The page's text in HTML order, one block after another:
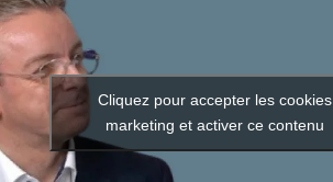
Cliquez pour accepter les cookies
marketing et activer ce contenu